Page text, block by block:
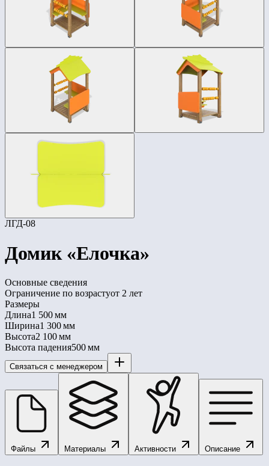
ЛГД-08
Домик «Елочка»
Основные сведения
Ограничение по возрастуот 2 лет
Размеры
Длина1 500 мм
Ширина1 300 мм
Высота2 100 мм
Высота падения500 мм
Связаться с менеджером
Файлы Материалы Активности Описание